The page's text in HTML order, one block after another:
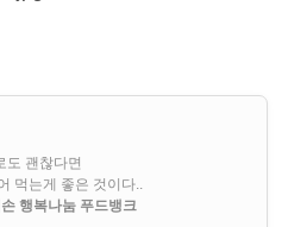
도 괜찮다면
먹는게 좋은 것이다..
행복나눔 푸드뱅크